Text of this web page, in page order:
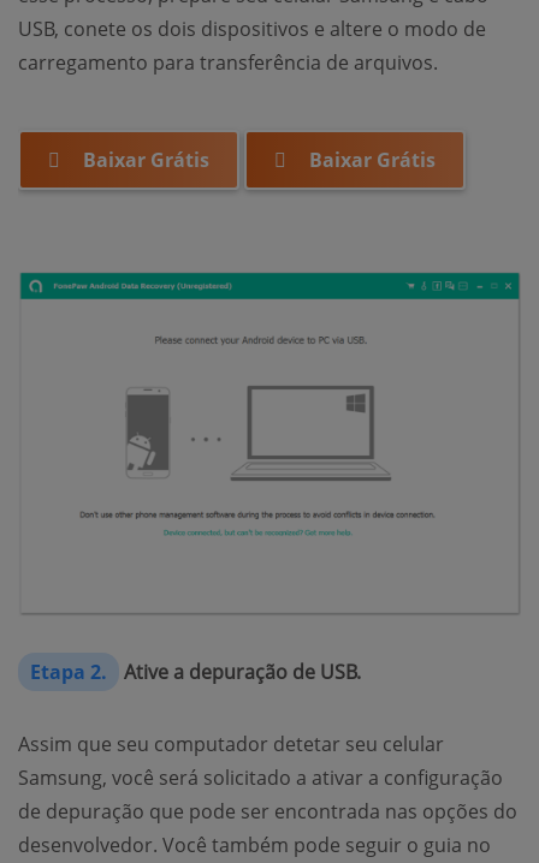
USB, conete os dois dispositivos e altere o modo de
carregamento para transferência de arquivos.
Baixar Grátis Baixar Grátis
Etapa 2. Ative a depuração de USB.
Assim que seu computador detetar seu celular
Samsung, você será solicitado a ativar a configuração
de depuração que pode ser encontrada nas opções do
desenvolvedor. Você também pode seguir o guia no